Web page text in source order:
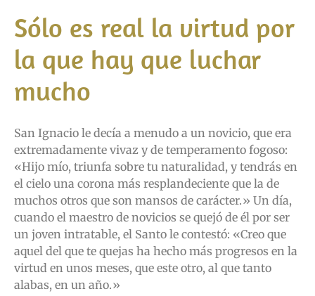
Sólo es real la virtud por
la que hay que luchar
mucho
San Ignacio le decía a menudo a un novicio, que era
extremadamente vivaz y de temperamento fogoso:
«Hijo mío, triunfa sobre tu naturalidad, y tendrás en
el cielo una corona más resplandeciente que la de
muchos otros que son mansos de carácter.» Un día,
cuando el maestro de novicios se quejó de él por ser
un joven intratable, el Santo le contestó: «Creo que
aquel del que te quejas ha hecho más progresos en la
virtud en unos meses, que este otro, al que tanto
alabas, en un año.»